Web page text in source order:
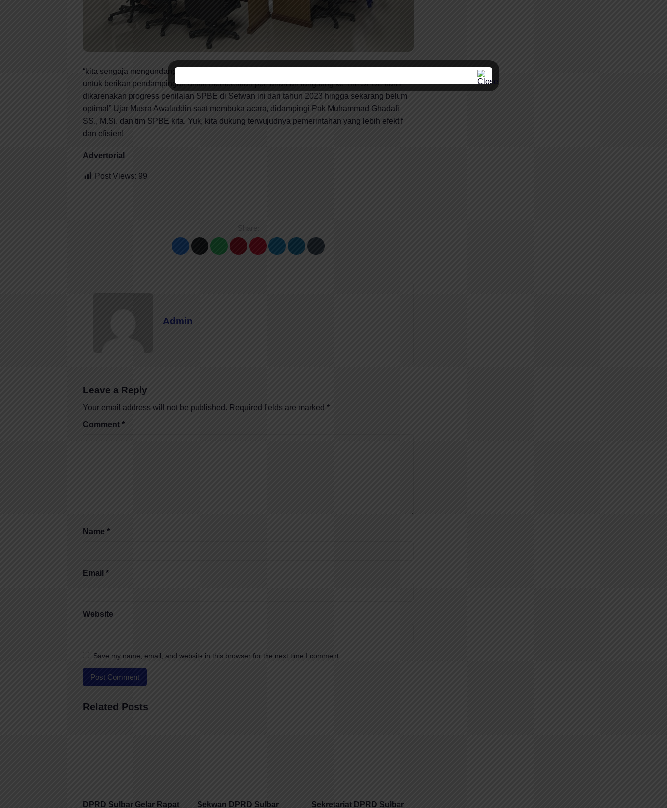
“kita sengaja mengundang Tim SPBE dari Dinas Kominfo Provinsi Sulbar melalui surat resmi
untuk berikan pendampingan untuk memberikan pemahaman langsung ke Tim SPBE kami
dikarenakan progress penilaian SPBE di Setwan ini dari tahun 2023 hingga sekarang belum
optimal” Ujar Musra Awaluddin saat membuka acara, didampingi Pak Muhammad Ghadafi,
SS., M.Si. dan tim SPBE kita. Yuk, kita dukung terwujudnya pemerintahan yang lebih efektif
dan efisien!
Advertorial
Post Views: 99
Share:
Admin
Leave a Reply
Your email address will not be published. Required fields are marked *
Comment *
Name *
Email *
Website
Save my name, email, and website in this browser for the next time I comment.
Related Posts
DPRD Sulbar Gelar Rapat Sekwan DPRD Sulbar Sekretariat DPRD Sulbar